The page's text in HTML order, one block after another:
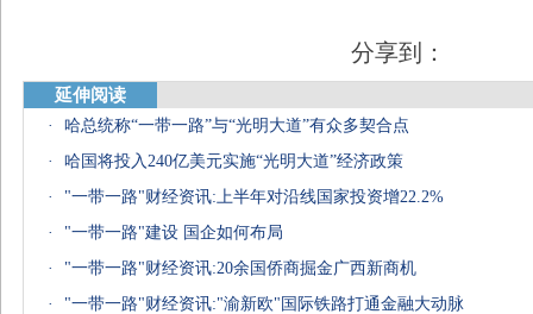
分享到：
延伸阅读
·
哈总统称“一带一路”与“光明大道”有众多契合点
·
哈国将投入240亿美元实施“光明大道”经济政策
·
"一带一路"财经资讯:上半年对沿线国家投资增22.2%
·
"一带一路"建设 国企如何布局
·
"一带一路"财经资讯:20余国侨商掘金广西新商机
·
"一带一路"财经资讯:"渝新欧"国际铁路打通金融大动脉